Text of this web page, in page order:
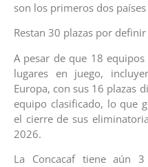
son los primeros dos
Restan 30 plazas por definir
A pesar de que 18
lugares en juego,
Europa, con sus 16 plazas
equipo clasificado, lo que
el cierre de sus
2026.
La Concacaf tiene aún